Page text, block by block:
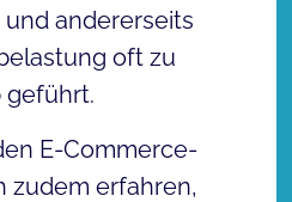
andererseits
oft zu
geführt.
E-Commerce-
zudem erfahren,